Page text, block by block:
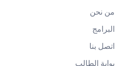
من نحن
البرامج
اتصل بنا
بوابة الطالب